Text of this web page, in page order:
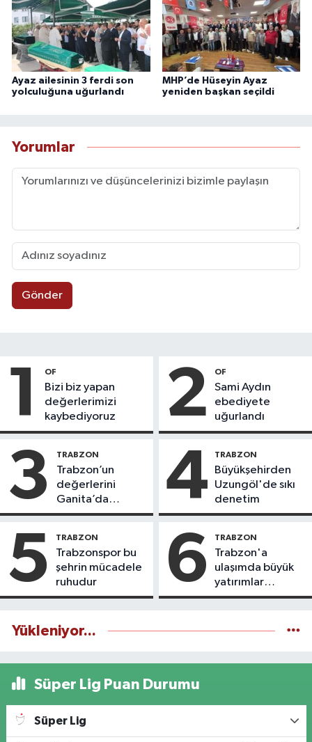
Ayaz ailesinin 3 ferdi son
yolculuğuna uğurlandı
MHP’de Hüseyin Ayaz
yeniden başkan seçildi
Yorumlar
Gönder
1 OF
Bizi biz yapan
değerlerimizi
kaybediyoruz
2 OF
Sami Aydın
ebediyete
uğurlandı
3 TRABZON
Trabzon’un
değerlerini
Ganita’da
yaşatıyoruz
4 TRABZON
Büyükşehirden
Uzungöl'de sıkı
denetim
5 TRABZON
Trabzonspor bu
şehrin mücadele
ruhudur
6 TRABZON
Trabzon'a
ulaşımda büyük
yatırımlar
yapılıyor
Yükleniyor...
Süper Lig Puan Durumu
Süper Lig